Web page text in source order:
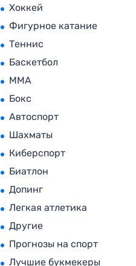
Хоккей
Фигурное катание
Теннис
Баскетбол
MMA
Бокс
Автоспорт
Шахматы
Киберспорт
Биатлон
Допинг
Легкая атлетика
Другие
Прогнозы на спорт
Лучшие букмекеры